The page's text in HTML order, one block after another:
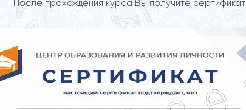
После прохождения курса Вы получите сертификат